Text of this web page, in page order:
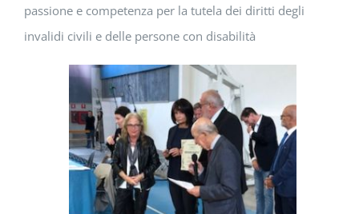
passione e competenza per la tutela dei diritti degli
invalidi civili e delle persone con disabilità